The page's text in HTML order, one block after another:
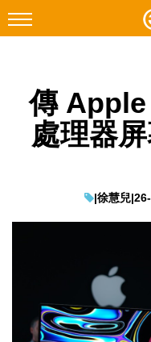
Facebook Instagram
科技焦點
教學評測
生成式AI與雲端應用
傳
處理器
|徐慧兒|